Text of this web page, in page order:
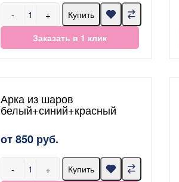
- +
Купить
Заказать в 1 клик
Арка из шаров
белый+синий+красный
от 850 руб.
- +
Купить